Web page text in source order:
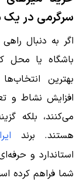
سرگرمی در
اگر به دنبال
باشگاه یا محل
بهترین
افزایش نشاط و
می‌کنند، بلکه
هستند. برند
استاندارد و
شما فراهم کرده